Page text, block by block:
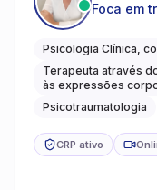
Foca em
Psicologia Clínica,
Terapeuta através
às expressões
Psicotraumatologia
CRP ativo